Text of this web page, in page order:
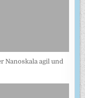
Nanoskala agil und